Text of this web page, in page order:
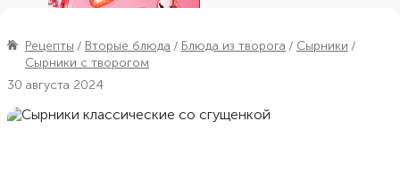
Рецепты Вторые блюда Блюда из творога
Сырники
Сырники с творогом
30 августа 2024